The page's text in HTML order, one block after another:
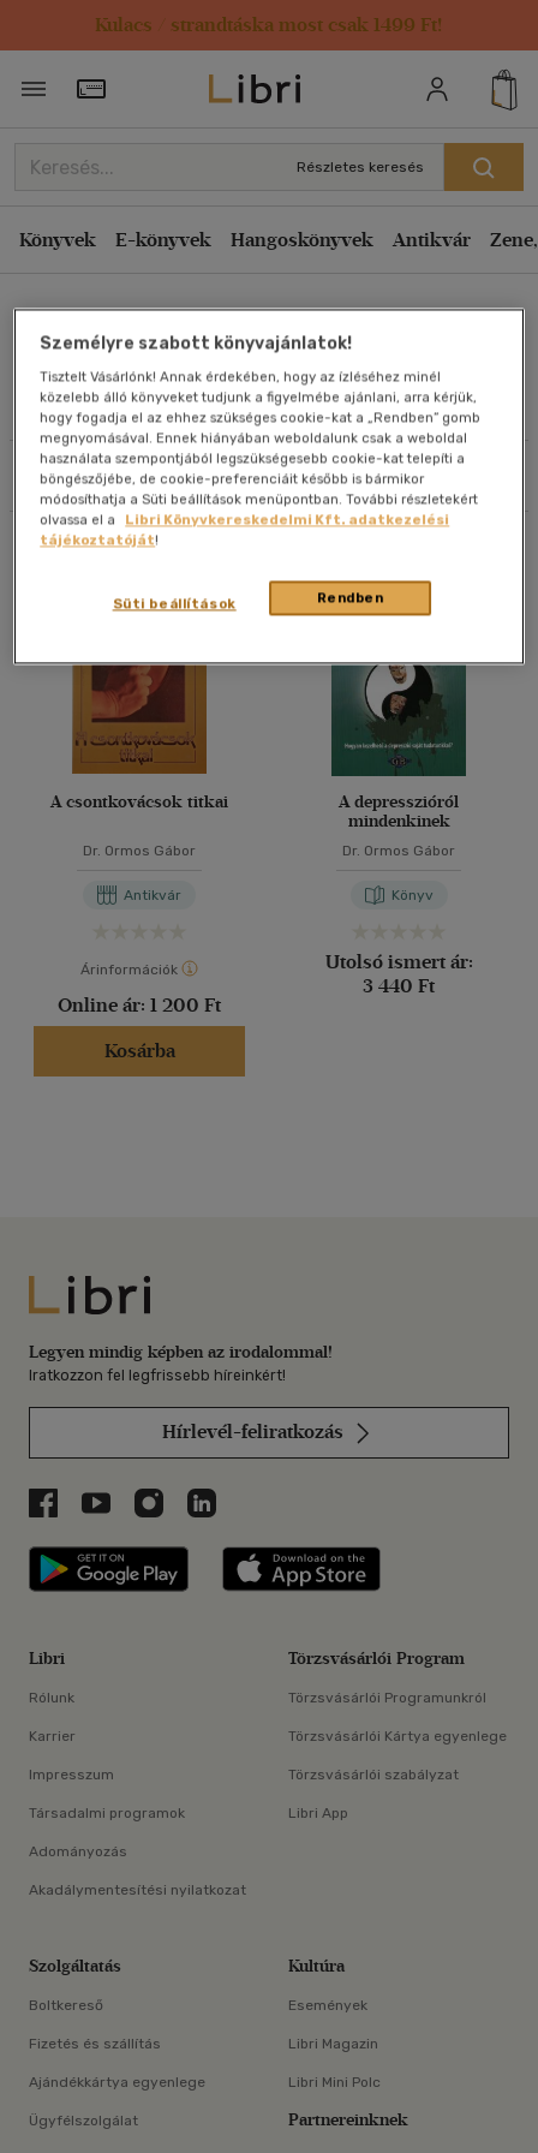
Kulacs / strandtáska most csak 1499 Ft!
Törzsvásárlói Kártya adatai
Részletes keresés
Könyvek E-könyvek Hangoskönyvek Antikvár
Dr. Ormos Gábor
Művei
Szűrés Rendezés
Rendezés
Kiadás éve szerint csökkenő
Ár szerint csökkenő
Eladott darabszám szerint csökkenő
Eladott darabszám szerint növekvő
Cím szerint A-Z
Szerző szerint A-Z
Megjelenítés
20 db / oldal
Alkalmaz
A csontkovácsok titkai
Dr. Ormos Gábor
Antikvár
Árinformációk
Online ár: 1 200 Ft
Kosárba
A depresszióról
mindenkinek
Dr. Ormos Gábor
Könyv
Utolsó ismert ár:
3 440 Ft
Libri
Legyen mindig képben az irodalommal!
Iratkozzon fel legfrissebb híreinkért!
Hírlevél-feliratkozás
Libri a Facebookon
Libri a Youtube-on
Libri az Instagramon
Libri a LinkedInen
Libri applikáció Szerezd meg: Google
Libri
Rólunk
Karrier
Impresszum
Társadalmi programok
Adományozás
Akadálymentesítési nyilatkozat
Törzsvásárlói Program
Törzsvásárlói Programunkról
Törzsvásárlói Kártya egyenlege
Törzsvásárlói szabályzat
Libri App
Szolgáltatás
Boltkereső
Fizetés és szállítás
Ajándékkártya egyenlege
Ügyfélszolgálat
Kultúra
Események
Libri Magazin
Libri Mini Polc
Partnereinknek
Személyre szabott könyvajánlatok!
Tisztelt Vásárlónk! Annak érdekében, hogy az ízléséhez minél
közelebb álló könyveket tudjunk a figyelmébe ajánlani, arra kérjük,
hogy fogadja el az ehhez szükséges cookie-kat a „Rendben” gomb
megnyomásával. Ennek hiányában weboldalunk csak a weboldal
használata szempontjából legszükségesebb cookie-kat telepíti a
böngészőjébe, de cookie-preferenciáit később is bármikor
módosíthatja a Süti beállítások menüpontban. További részletekért
olvassa el a
Libri Könyvkereskedelmi Kft. adatkezelési
tájékoztatóját!
Rendben
Süti beállítások